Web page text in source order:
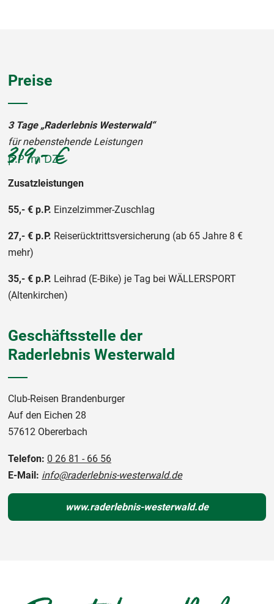
Preise
3 Tage „Raderlebnis Westerwald“
für nebenstehende Leistungen
319,- €
p.P im DZ
Zusatzleistungen
55,- € p.P. Einzelzimmer-Zuschlag
27,- € p.P. Reiserücktrittsversicherung (ab 65 Jahre 8 €
mehr)
35,- € p.P. Leihrad (E-Bike) je Tag bei WÄLLERSPORT
(Altenkirchen)
Geschäftsstelle der
Raderlebnis Westerwald
Club-Reisen Brandenburger
Auf den Eichen 28
57612 Obererbach
Telefon: 0 26 81 - 66 56
E-Mail: info@raderlebnis-westerwald.de
www.raderlebnis-westerwald.de